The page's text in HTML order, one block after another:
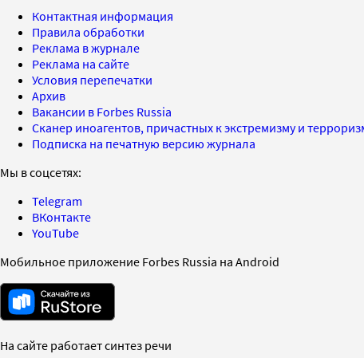
Контактная информация
Правила обработки
Реклама в журнале
Реклама на сайте
Условия перепечатки
Архив
Вакансии в Forbes Russia
Сканер иноагентов, причастных к экстремизму и
Подписка на печатную версию журнала
Мы в соцсетях:
Telegram
ВКонтакте
YouTube
Мобильное приложение Forbes Russia на Android
На сайте работает синтез речи